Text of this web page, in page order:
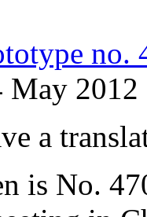
no.
May 2012
a
is No.